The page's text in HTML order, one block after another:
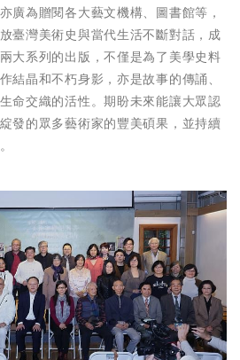
廣為贈閱各大藝文機構、圖書館等，
臺灣美術史與當代生活不斷對話，成
大系列的出版，不僅是為了美學史料
結晶和不朽身影，亦是故事的傳誦、
命交織的活性。期盼未來能讓大眾認
發的眾多藝術家的豐美碩果，並持續